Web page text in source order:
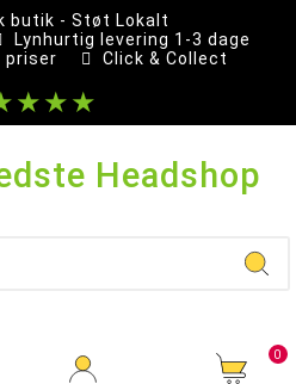
butik - Støt Lokalt
Lynhurtig levering 1-3 dage
priser
Click & Collect
Headshop
0